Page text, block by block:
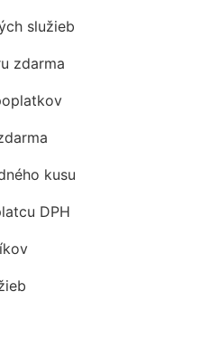
služieb
zdarma
kusu
DPH